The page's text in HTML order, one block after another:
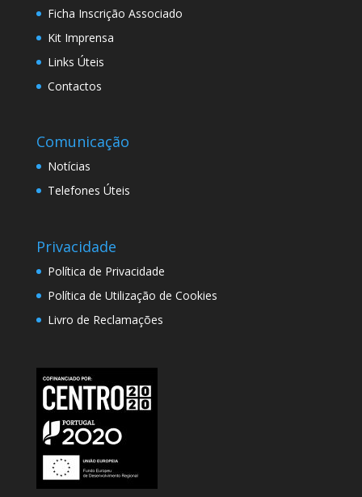
Ficha Inscrição Associado
Kit Imprensa
Links Úteis
Contactos
Comunicação
Notícias
Telefones Úteis
Privacidade
Política de Privacidade
Política de Utilização de Cookies
Livro de Reclamações